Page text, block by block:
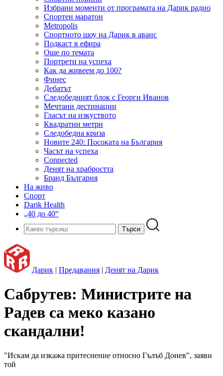
Избрани моменти от програмата на Дарик радио
Спортен маратон
Metropolis
Спортното шоу на Дарик в аванс
Подкаст в ефира
Още по темата
Портрети на успеха
Как да живеем до 100?
Финес
Дебатът
Следобедният блок с Георги Иванов
Мечтани дестинации
Гласът на изкуството
Квадратни метри
Следобедна криза
Новите 240: Посоката на България
Часът на успеха
Connected
Денят на храбростта
Бранд България
На живо
Спорт
Darik Health
„40 до 40“
Дарик | Предавания | Денят на Дарик
Сабрутев: Министрите на
Радев са меко казано
скандални!
"Искам да изкажа притеснение относно Гълъб Донев", заяви
той